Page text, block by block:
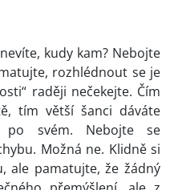
kudy kam? Nebojte
rozhlédnout se je
raději nečekejte. Čím
tím větší šanci dáváte
svém. Nebojte se
Možná ne. Klidně si
ale pamatujte, že žádný